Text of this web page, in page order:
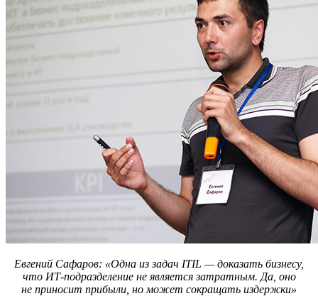
Евгений Сафаров: «Одна из задач ITIL — доказать бизнесу,
что ИТ-подразделение не является затратным. Да, оно
не приносит прибыли, но может сокращать издержки»